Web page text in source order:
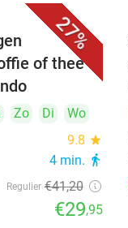
27%
of thee
Zo Di
Wo
9.8 star
4 min. directions_walk
Regulier €41,20
€29,95